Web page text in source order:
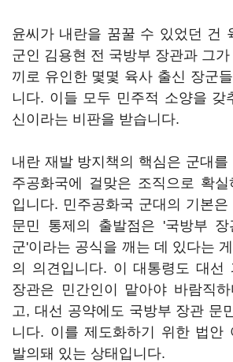
윤씨가 내란을 꿈꿀 수 있었던 건
군인 김용현 전 국방부 장관과 그가
끼로 유인한 몇몇 육사 출신 장군
니다. 이들 모두 민주적 소양을 갖
신이라는 비판을 받습니다.
내란 재발 방지책의 핵심은 군대를
주공화국에 걸맞은 조직으로 확
입니다. 민주공화국 군대의 기본
문민 통제의 출발점은 '국방부
군'이라는 공식을 깨는 데 있다는
의 의견입니다. 이 대통령도 대선
장관은 민간인이 맡아야 바람직
고, 대선 공약에도 국방부 장관 문
니다. 이를 제도화하기 위한 법안
발의돼 있는 상태입니다.